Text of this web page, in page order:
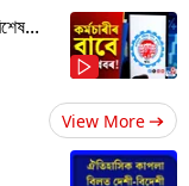
View More